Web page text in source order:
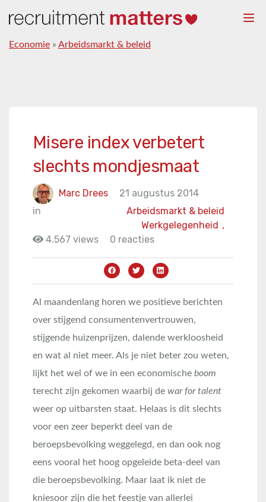
Economie » Arbeidsmarkt & beleid
Misere index verbetert
slechts mondjesmaat
Marc Drees
21 augustus 2014
in
Arbeidsmarkt & beleid
Werkgelegenheid ,
4.567 views
0 reacties
Al maandenlang horen we positieve berichten
over stijgend consumentenvertrouwen,
stijgende huizenprijzen, dalende werkloosheid
en wat al niet meer. Als je niet beter zou weten,
lijkt het wel of we in een economische boom
terecht zijn gekomen waarbij de war for talent
weer op uitbarsten staat. Helaas is dit slechts
voor een zeer beperkt deel van de
beroepsbevolking weggelegd, en dan ook nog
eens vooral het hoog opgeleide beta-deel van
die beroepsbevolking. Maar laat ik niet de
kniesoor zijn die het feestje van allerlei